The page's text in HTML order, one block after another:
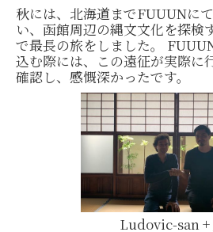
秋には、北海道までFUUUNに
い、函館周辺の縄文文化を探検
で最長の旅をしました。
込む際には、この遠征が実際に
確認し、感慨深かったです。
Ludovic-san +